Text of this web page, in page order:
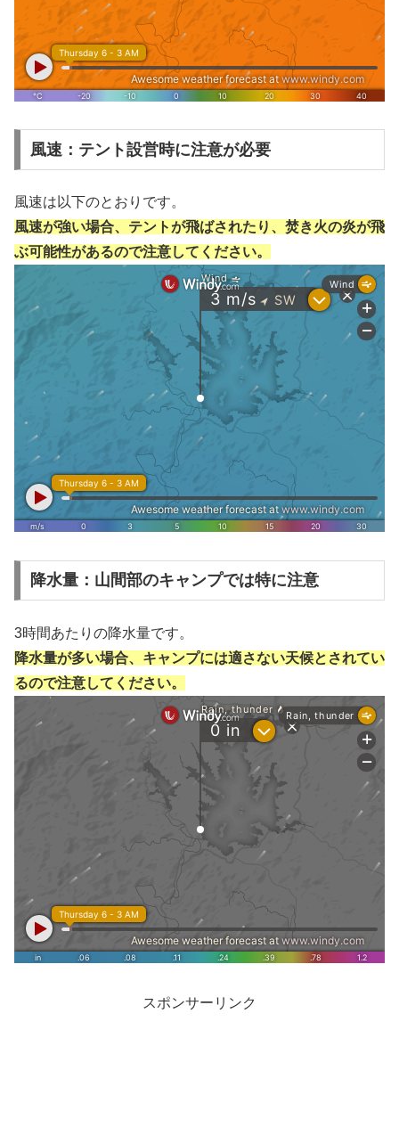
風速：テント設営時に注意が必要
風速は以下のとおりです。
風速が強い場合、テントが飛ばされたり、焚き火の炎が飛
ぶ可能性があるので注意してください。
降水量：山間部のキャンプでは特に注意
3時間あたりの降水量です。
降水量が多い場合、キャンプには適さない天候とされてい
るので注意してください。
スポンサーリンク